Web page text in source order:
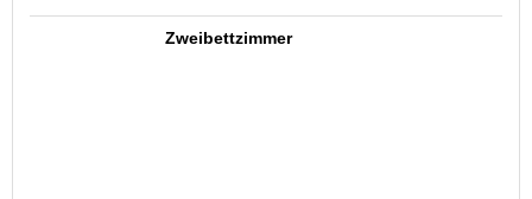
Zweibettzimmer